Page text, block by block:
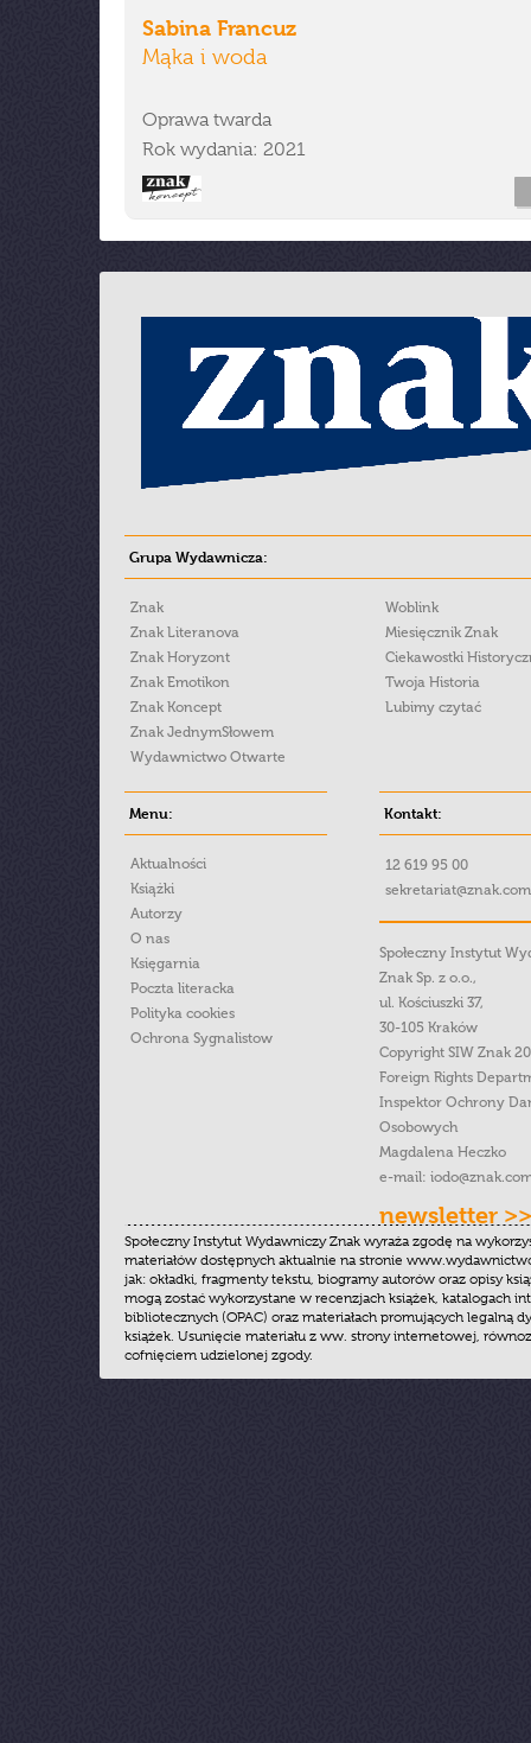
Sabina Francuz
Mąka i woda
Oprawa twarda
Rok wydania: 2021
Grupa Wydawnicza:
Znak
Znak Literanova
Znak Horyzont
Znak Emotikon
Znak Koncept
Znak JednymSłowem
Wydawnictwo Otwarte
Woblink
Miesięcznik Znak
Ciekawostki
Twoja Historia
Lubimy czytać
Menu:
Aktualności
Książki
Autorzy
O nas
Księgarnia
Poczta literacka
Polityka cookies
Ochrona Sygnalistow
Kontakt:
12 619 95 00
Społeczny Instytut
Znak Sp. z o.o.,
ul. Kościuszki 37,
30-105 Kraków
Copyright SIW Znak
Foreign Rights
Inspektor Ochrony
Osobowych
Magdalena Heczko
e-mail:
newsletter >>
Społeczny Instytut Wydawniczy Znak wyraża zgodę na
materiałów dostępnych aktualnie na stronie
jak: okładki, fragmenty tekstu, biogramy autorów oraz opisy
mogą zostać wykorzystane w recenzjach książek, katalogach
bibliotecznych (OPAC) oraz materiałach promujących legalną
książek. Usunięcie materiału z ww. strony internetowej,
cofnięciem udzielonej zgody.